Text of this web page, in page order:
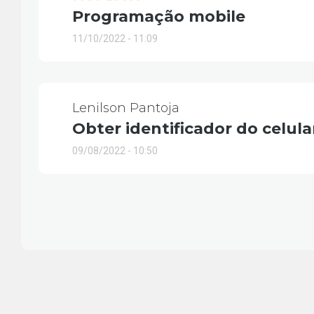
Programação mobile
11/10/2022 - 11:09
Lenilson Pantoja
Obter identificador do
09/08/2022 - 10:50